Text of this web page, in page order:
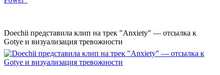
Doechii представила клип на трек "Anxiety" — отсылка к
Gotye и визуализация тревожности